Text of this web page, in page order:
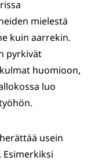
mielestä
kuin aarrekin.
pyrkivät
huomioon,
luo
usein